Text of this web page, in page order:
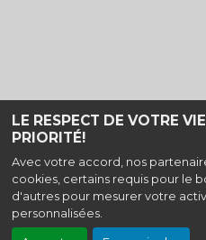
LE RESPECT DE VOTRE
PRIORITÉ!
Avec votre accord, nos
cookies, certains requis pour le
d'autres pour mesurer votre
personnalisées.
Cinéma Le pont des arts, 7 place
|Mentions légales|